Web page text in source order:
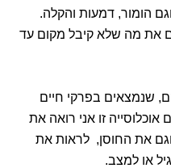
הומור, דמעות והקלה.
את מה שלא קיבל מקום עד
שנמצאים בפרקי חיים
זו אני רואה את
את החוסן, לראות את
או למצב.